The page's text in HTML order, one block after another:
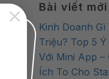
× Bài viết mới
Kinh Doanh Gì
Triệu? Top 5
Với Mini App
Ích To Cho